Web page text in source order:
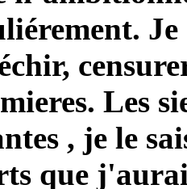
Les
, je le
que